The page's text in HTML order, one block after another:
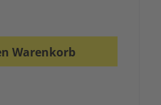
Warenkorb